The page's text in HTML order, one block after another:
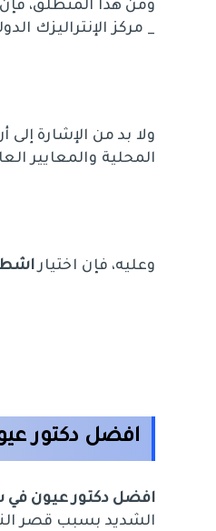
ومن هذا المنطلق،
_ مركز الإنتراليزك
ولا بد من الإشارة
المحلية والمعايير
وعليه، فإن اختيار
افضل دكتور
افضل دكتور عيون في
الشديد بسبب قصر